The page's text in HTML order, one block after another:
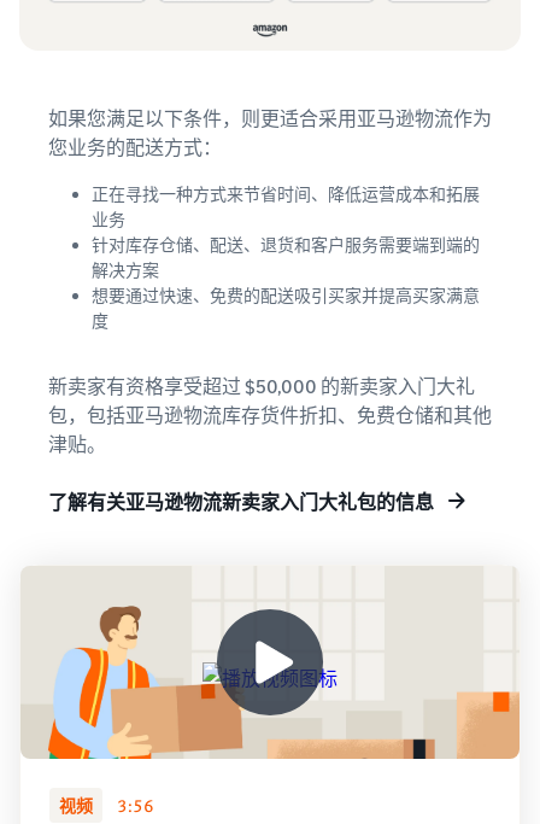
如果您满足以下条件，则更适合采用亚马逊物流作为
您业务的配送方式：
正在寻找一种方式来节省时间、降低运营成本和拓展
业务
针对库存仓储、配送、退货和客户服务需要端到端的
解决方案
想要通过快速、免费的配送吸引买家并提高买家满意
度
新卖家有资格享受超过 $50,000 的新卖家入门大礼
包，包括亚马逊物流库存货件折扣、免费仓储和其他
津贴。
了解有关亚马逊物流新卖家入门大礼包的信息
视频 3:56